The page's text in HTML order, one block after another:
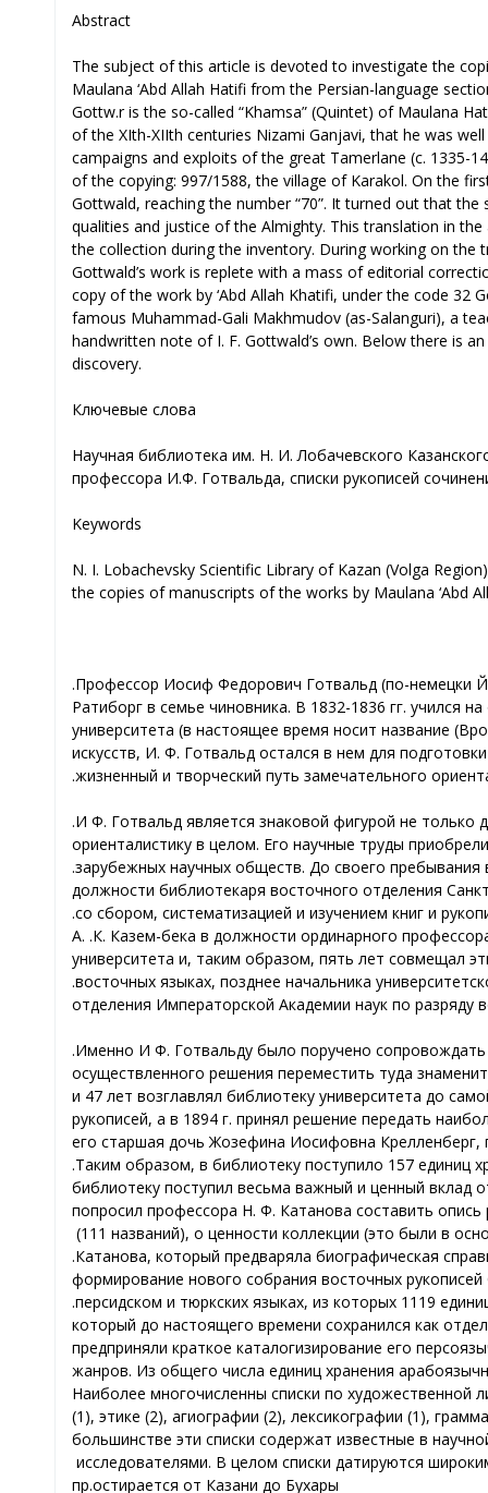
Abstract
The subject of this article is devoted to investigate the
Maulana ‘Abd Allah Hatifi from the Persian-language
Gottw.r is the so-called “Khamsa” (Quintet) of Maulana
of the XIth-XIIth centuries Nizami Ganjavi, that he was
campaigns and exploits of the great Tamerlane (c. 1335-
of the copying: 997/1588, the village of Karakol. On the
Gottwald, reaching the number “70”. It turned out that
qualities and justice of the Almighty. This translation in
the collection during the inventory. During working on the
Gottwald’s work is replete with a mass of editorial
copy of the work by ‘Abd Allah Khatifi, under the code 32
famous Muhammad-Gali Makhmudov (as-Salanguri), a
handwritten note of I. F. Gottwald’s own. Below there is
discovery.
Ключевые слова
Научная библиотека им. Н. И. Лобачевского
профессора И.Ф. Готвальда, списки рукописей
Keywords
N. I. Lobachevsky Scientific Library of Kazan (Volga
the copies of manuscripts of the works by Maulana ‘Abd
Профессор Иосиф Федорович Готвальд (по-немецки
Ратиборг в семье чиновника. В 1832-1836 гг. учился
университета (в настоящее время носит название
искусств, И. Ф. Готвальд остался в нем для
жизненный и творческий путь замечательного
И. Ф. Готвальд является знаковой фигурой не только
ориенталистику в целом. Его научные труды
зарубежных научных обществ. До своего пребывания
должности библиотекаря восточного отделения
со сбором, систематизацией и изучением книг и
А. К. Казем-бека в должности ординарного
университета и, таким образом, пять лет совмещал
восточных языках, позднее начальника
отделения Императорской Академии наук по разряду
Именно И. Ф. Готвальду было поручено сопровождать
осуществленного решения переместить туда
и 47 лет возглавлял библиотеку университета до
рукописей, а в 1894 г. принял решение передать
его старшая дочь Жозефина Иосифовна
Таким образом, в библиотеку поступило 157 единиц
библиотеку поступил весьма важный и ценный вклад
попросил профессора Н. Ф. Катанова составить опись
(111 названий), о ценности коллекции (это были в
Катанова, который предваряла биографическая
формирование нового собрания восточных
персидском и тюркских языках, из которых 1119
который до настоящего времени сохранился как
предприняли краткое каталогизирование его
жанров. Из общего числа единиц хранения
Наиболее многочисленны списки по художественной
(1), этике (2), агиографии (2), лексикографии (1),
большинстве эти списки содержат известные в
исследователями. В целом списки датируются
пр остирается от Казани до Бухары.